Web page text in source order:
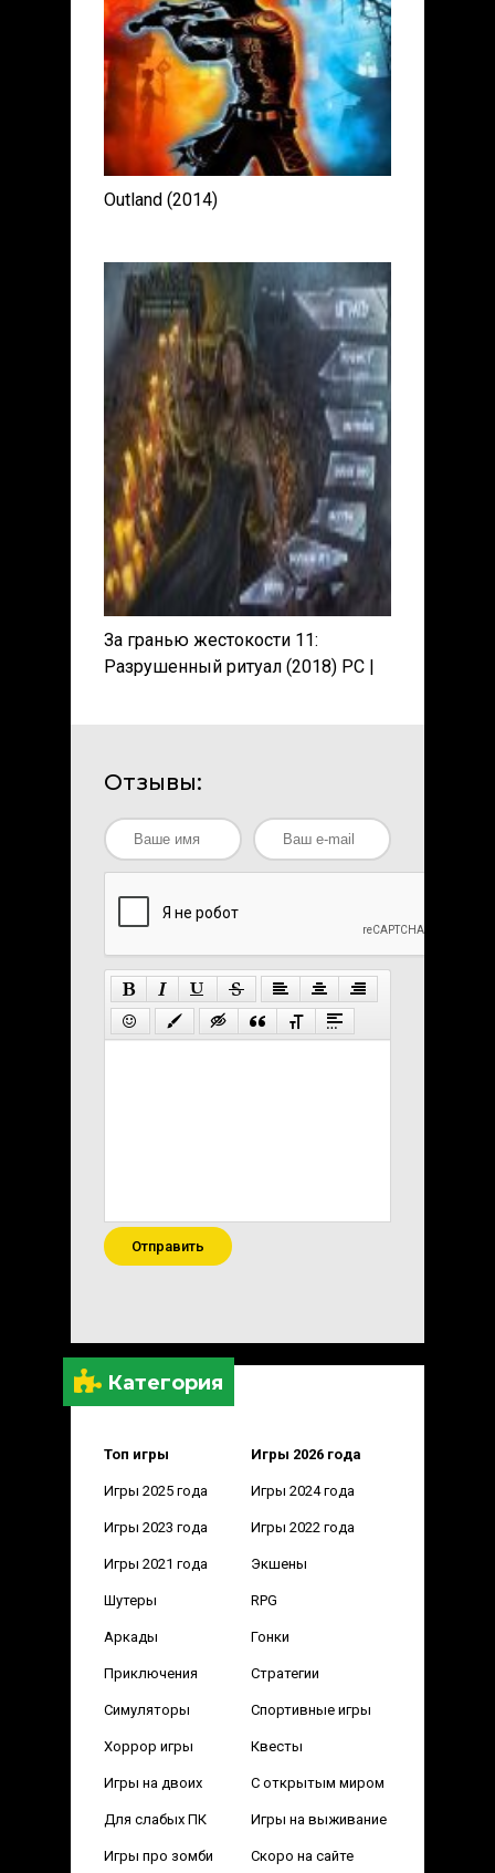
Категория
Топ игры Игры 2026 года
Игры 2025 года Игры 2024 года
Игры 2023 года Игры 2022 года
Игры 2021 года Экшены
Шутеры RPG
Аркады Гонки
Приключения Стратегии
Симуляторы Спортивные игры
Хоррор игры Квесты
Игры на двоих С открытым миром
Для слабых ПК Игры на выживание
Игры про зомби Скоро на сайте
Outland (2014)
За гранью жестокости 11:
Разрушенный ритуал (2018) PC |
Отзывы:
Отправить